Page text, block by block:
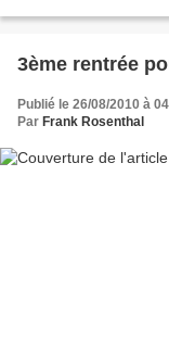
3ème rentrée
Publié le 26/08/2010 à
Par Frank Rosenthal